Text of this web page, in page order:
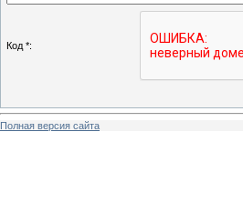
Код *:
Полная версия сайта